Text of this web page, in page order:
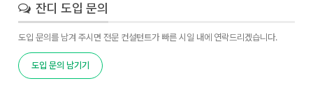
잔디 도입 문의
도입 문의를 남겨 주시면 전문 컨설턴트가 빠른 시일 내에 연락드리겠습니다.
도입 문의 남기기